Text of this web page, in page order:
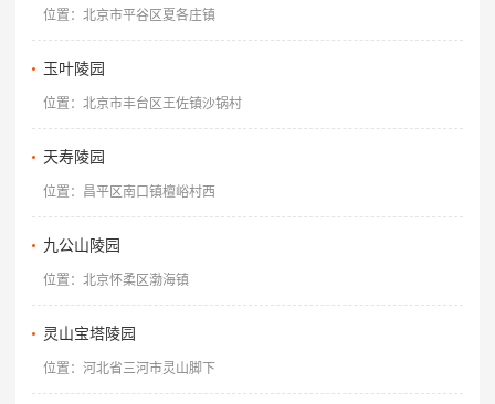
位置：北京市平谷区夏各庄镇
玉叶陵园
位置：北京市丰台区王佐镇沙锅村
天寿陵园
位置：昌平区南口镇檀峪村西
九公山陵园
位置：北京怀柔区渤海镇
灵山宝塔陵园
位置：河北省三河市灵山脚下